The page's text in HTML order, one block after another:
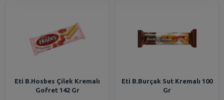
Eti B.Hosbes Çilek Kremalı
Gofret 142 Gr
Eti B.Burçak Sut Kremalı 100
Gr